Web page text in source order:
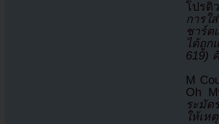
โปรดิ
การใ
ชาร์ต
ได้ถูก
619)
M
Oh
ระมัด
ให้เห